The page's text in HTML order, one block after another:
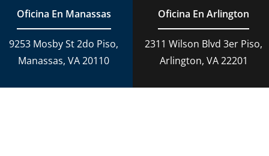
Oficina En Manassas
9253 Mosby St 2do Piso,
Manassas, VA 20110
Oficina En Arlington
2311 Wilson Blvd 3er Piso,
Arlington, VA 22201